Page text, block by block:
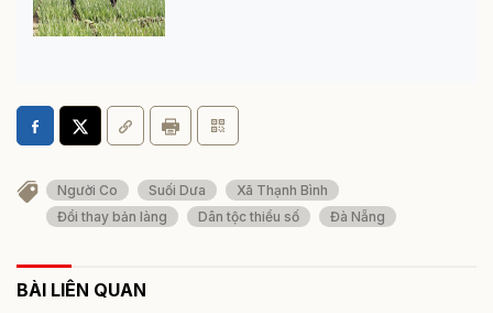
Người Co Suối Dưa
Xã Thạnh Bình
Đổi thay bản làng
Dân tộc thiểu số Đà Nẵng
BÀI LIÊN QUAN